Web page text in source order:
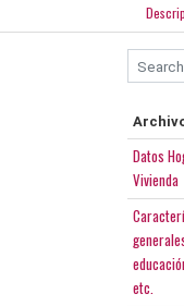
Datos
Vivienda
etc.